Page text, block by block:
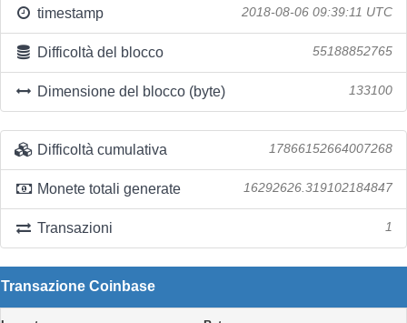
timestamp 2018-08-06 09:39:11 UTC
Difficoltà del blocco 55188852765
Dimensione del blocco (byte) 133100
Difficoltà cumulativa 17866152664007268
Monete totali generate 16292626.319102184847
Transazioni 1
Transazione Coinbase